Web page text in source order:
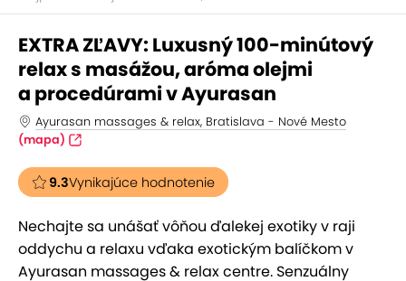
EXTRA ZĽAVY: Luxusný 100-minútový
relax s masážou, aróma olejmi
a procedúrami v Ayurasan
Ayurasan massages & relax, Bratislava - Nové Mesto
(mapa)
9.3Vynikajúce hodnotenie
Nechajte sa unášať vôňou ďalekej exotiky v raji
oddychu a relaxu vďaka exotickým balíčkom v
Ayurasan massages & relax centre. Senzuálny